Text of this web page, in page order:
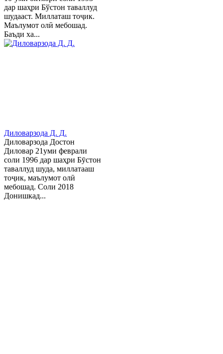
дар шаҳри Бўстон таваллуд
шудааст. Миллаташ тоҷик.
Маълумот олӣ мебошад.
Баъди ха...
Диловарзода Д. Д.
Диловарзода Достон
Диловар 21уми феврали
соли 1996 дар шаҳри Бӯстон
таваллуд шуда, миллатааш
тоҷик, маълумот олӣ
мебошад. Соли 2018
Донишкад...